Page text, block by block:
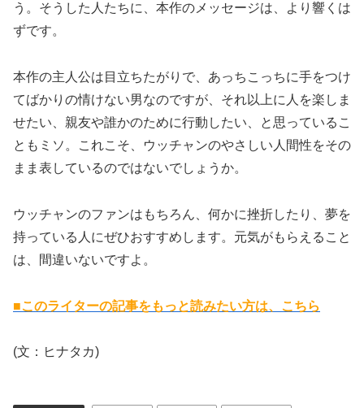
う。そうした人たちに、本作のメッセージは、より響くは
ずです。
本作の主人公は目立ちたがりで、あっちこっちに手をつけ
てばかりの情けない男なのですが、それ以上に人を楽しま
せたい、親友や誰かのために行動したい、と思っているこ
ともミソ。これこそ、ウッチャンのやさしい人間性をその
まま表しているのではないでしょうか。
ウッチャンのファンはもちろん、何かに挫折したり、夢を
持っている人にぜひおすすめします。元気がもらえること
は、間違いないですよ。
■このライターの記事をもっと読みたい方は、こちら
(文：ヒナタカ)